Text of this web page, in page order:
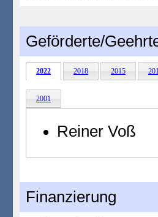
Geförderte/
2022 2018 2015
2001
Reiner Voß
Finanzierung